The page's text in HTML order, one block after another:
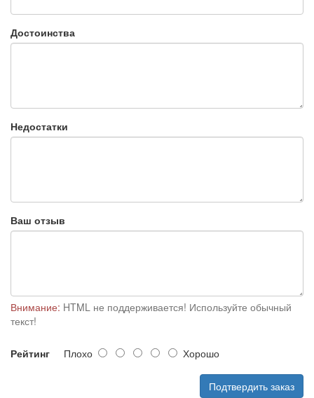
Достоинства
Недостатки
Ваш отзыв
Внимание: HTML не поддерживается! Используйте обычный
текст!
Рейтинг Плохо Хорошо
Подтвердить заказ